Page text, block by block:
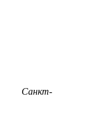
Санкт-